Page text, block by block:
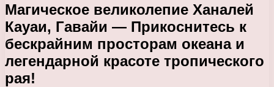
Магическое великолепие Ханалей
Кауаи, Гавайи — Прикоснитесь к
бескрайним просторам океана и
легендарной красоте тропического
рая!